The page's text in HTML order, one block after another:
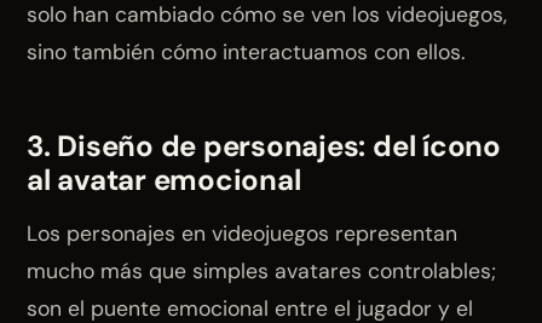
solo han cambiado cómo se ven los videojuegos,
sino también cómo interactuamos con ellos.
3. Diseño de personajes: del ícono
al avatar emocional
Los personajes en videojuegos representan
mucho más que simples avatares controlables;
son el puente emocional entre el jugador y el